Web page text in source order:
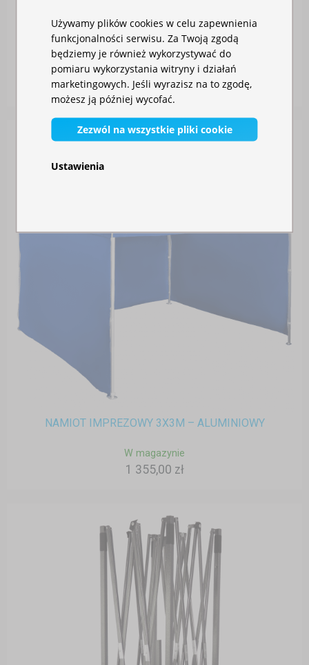
NAMIOT IMPREZOWY 3X3M – STALOWY
W magazynie
930,00 zł
NAMIOT IMPREZOWY 3X3M – ALUMINIOWY
W magazynie
1 355,00 zł
Używamy plików cookies w celu zapewnienia
funkcjonalności serwisu. Za Twoją zgodą
będziemy je również wykorzystywać do
pomiaru wykorzystania witryny i działań
marketingowych. Jeśli wyrazisz na to zgodę,
możesz ją później wycofać.
Zezwól na wszystkie pliki cookie
Ustawienia